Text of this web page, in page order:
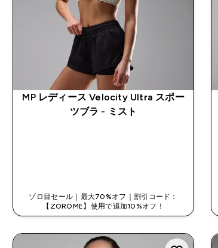
MP レディース Velocity Ultra スポー
ツブラ - ミスト
ゾロ目セール｜最大70%オフ｜割引コード：
【ZOROME】使用で追加10%オフ！